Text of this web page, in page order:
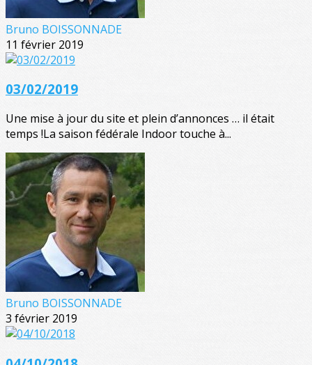
Bruno BOISSONNADE
11 février 2019
03/02/2019
Une mise à jour du site et plein d’annonces … il était
temps !La saison fédérale Indoor touche à...
Bruno BOISSONNADE
3 février 2019